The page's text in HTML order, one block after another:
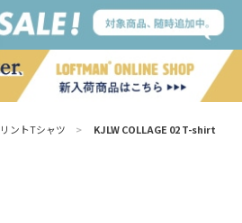
ントTシャツ > KJLW COLLAGE 02 T-shirt